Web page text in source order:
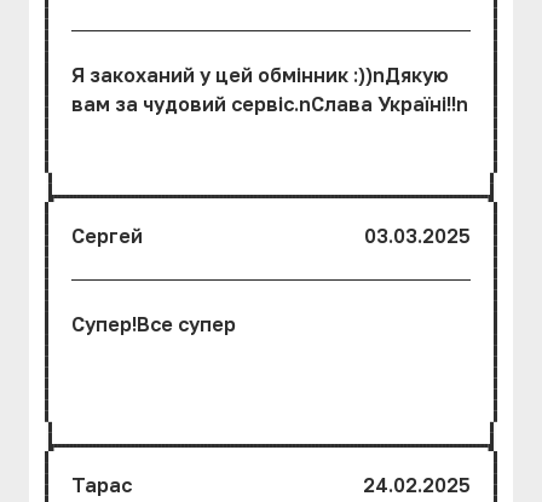
Я закоханий у цей обмінник :))nДякую
вам за чудовий сервіс.nСлава Україні!!n
Сергей 03.03.2025
Супер!Все супер
Тарас 24.02.2025